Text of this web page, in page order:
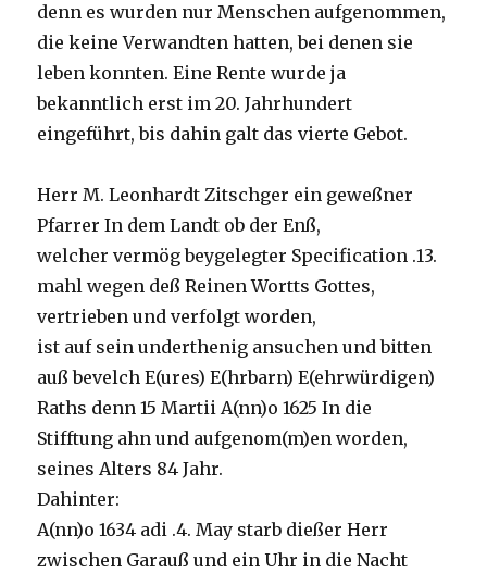
denn es wurden nur Menschen aufgenommen,
die keine Verwandten hatten, bei denen sie
leben konnten. Eine Rente wurde ja
bekanntlich erst im 20. Jahrhundert
eingeführt, bis dahin galt das vierte Gebot.
Herr M. Leonhardt Zitschger ein geweßner
Pfarrer In dem Landt ob der Enß,
welcher vermög beygelegter Specification .13.
mahl wegen deß Reinen Wortts Gottes,
vertrieben und verfolgt worden,
ist auf sein underthenig ansuchen und bitten
auß bevelch E(ures) E(hrbarn) E(ehrwürdigen)
Raths denn 15 Martii A(nn)o 1625 In die
Stifftung ahn und aufgenom(m)en worden,
seines Alters 84 Jahr.
Dahinter:
A(nn)o 1634 adi .4. May starb dießer Herr
zwischen Garauß und ein Uhr in die Nacht